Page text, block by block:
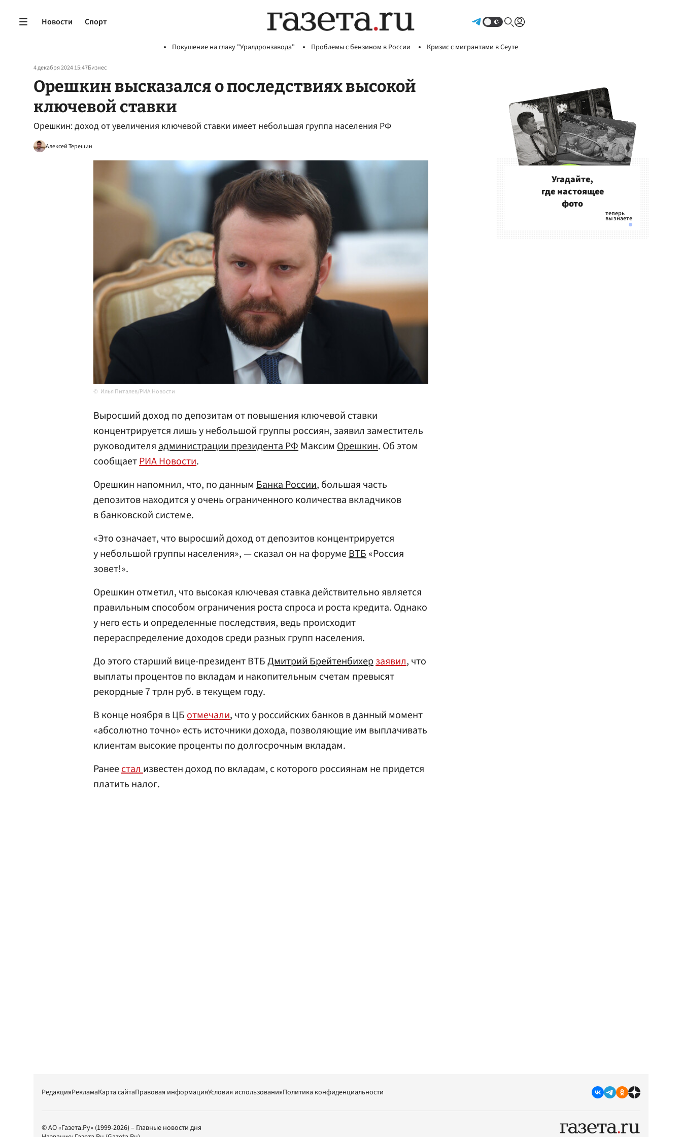
Новости Спорт
Покушение на главу "Уралдронзавода" Проблемы с бензином в России Кризис с мигрантами в Сеуте
4 декабря 2024 15:47Бизнес
Орешкин высказался о последствиях высокой
ключевой ставки
Орешкин: доход от увеличения ключевой ставки имеет небольшая группа населения РФ
Алексей Терешин
Илья Питалев/РИА Новости
Выросший доход по депозитам от повышения ключевой ставки
концентрируется лишь у небольшой группы россиян, заявил заместитель
руководителяадминистрации президентаРФМаксим Орешкин. Об этом
сообщаетРИА Новости.
Орешкин напомнил, что, по данным Банка России, большая часть
депозитов находится у очень ограниченного количества вкладчиков
в банковской системе.
«Это означает, что выросший доход от депозитов концентрируется
у небольшой группы населения», — сказал он на форумеВТБ«Россия
зовет!».
Орешкин отметил, что высокая ключевая ставка действительно является
правильным способом ограничения роста спроса и роста кредита. Однако
у него есть и определенные последствия, ведь происходит
перераспределение доходов среди разных групп населения.
До этого старший вице-президент ВТБДмитрий Брейтенбихерзаявил, что
выплаты процентов по вкладам и накопительным счетам превысят
рекордные 7 трлн руб. в текущем году.
В конце ноября в ЦБотмечали, что у российских банков в данный момент
«абсолютно точно» есть источники дохода, позволяющие им выплачивать
клиентам высокие проценты по долгосрочным вкладам.
Ранеестализвестен доход по вкладам, с которого россиянам не придется
платить налог.
Угадайте,
где настоящее
фото
РедакцияРекламаКарта сайтаПравовая информацияУсловия использованияПолитика конфиденциальности
© АО «Газета.Ру» (1999-2026) – Главные новости дня